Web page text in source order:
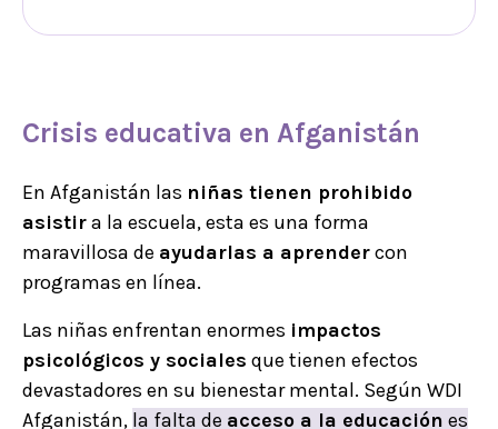
Crisis educativa en Afganistán
En Afganistán las niñas tienen prohibido
asistira la escuela, esta es una forma
maravillosa de ayudarlas a aprendercon
programas en línea.
Las niñas enfrentan enormes impactos
psicológicos y sociales que tienen efectos
devastadores en su bienestar mental. Según WDI
Afganistán, la falta de acceso a la educación es